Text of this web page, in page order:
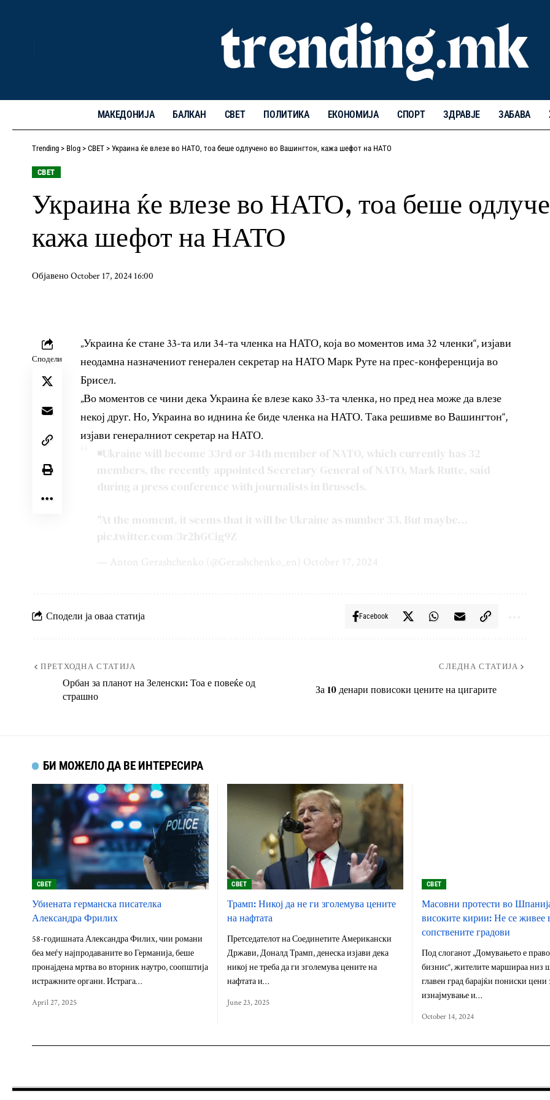
МАКЕДОНИЈА БАЛКАН СВЕТ ПОЛИТИКА ЕКОНОМИЈА СПОРТ ЗДРАВЈЕ ЗАБАВА
Trending > Blog > СВЕТ > Украина ќе влезе во НАТО, тоа беше одлучено во Вашингтон, кажа шефот на НАТО
СВЕТ
Украина ќе влезе во НАТО, тоа беше
кажа шефот на НАТО
Објавено October 17, 2024 16:00
Сподели
„Украина ќе стане 33-та или 34-та членка на НАТО, која во моментов има 32 членки“, изјави
неодамна назначениот генерален секретар на НАТО Марк Руте на прес-конференција во
Брисел.
„Во моментов се чини дека Украина ќе влезе како 33-та членка, но пред неа може да влезе
некој друг. Но, Украина во иднина ќе биде членка на НАТО. Така решивме во Вашингтон“,
изјави генералниот секретар на НАТО.
◾️Ukraine will become 33rd or 34th member of NATO, which currently has 32
members, the recently appointed Secretary General of NATO, Mark Rutte, said
during a press conference with journalists in Brussels.
"At the moment, it seems that it will be Ukraine as number 33. But maybe…
pic.twitter.com/3r2hGCig9Z
— Anton Gerashchenko (@Gerashchenko_en) October 17, 2024
Сподели ја оваа статија Facebook
ПРЕТХОДНА СТАТИЈА
Орбан за планот на Зеленски: Тоа е повеќе од
страшно
СЛЕДНА СТАТИЈА
За 10 денари повисоки цените на цигарите
БИ МОЖЕЛО ДА ВЕ ИНТЕРЕСИРА
СВЕТ
Убиената германска писателка
Александра Фрилих
58-годишната Александра Филих, чии романи
беа меѓу најпродаваните во Германија, беше
пронајдена мртва во вторник наутро, соопштија
истражните органи. Истрага…
April 27, 2025
СВЕТ
Трамп: Никој да не ги зголемува цените
на нафтата
Претседателот на Соединетите Американски
Држави, Доналд Трамп, денеска изјави дека
никој не треба да ги зголемува цените на
нафтата и…
June 23, 2025
СВЕТ
Масовни протести во
високите кирии: Не се живее
сопствените градови
Под слоганот „Домувањето е
бизнис“, жителите маршираа низ
главен град барајќи пониски цени
изнајмување и…
October 14, 2024